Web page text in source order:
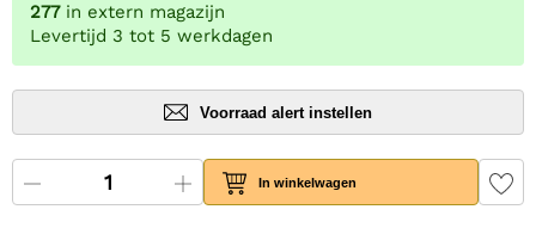
277 in extern magazijn
Levertijd 3 tot 5 werkdagen
Voorraad alert instellen
In winkelwagen